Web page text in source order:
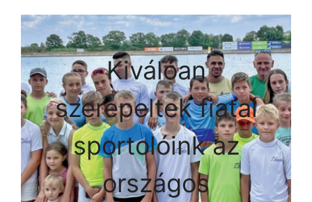
Kiválóan
szerepeltek fiatal
sportolóink az
országos